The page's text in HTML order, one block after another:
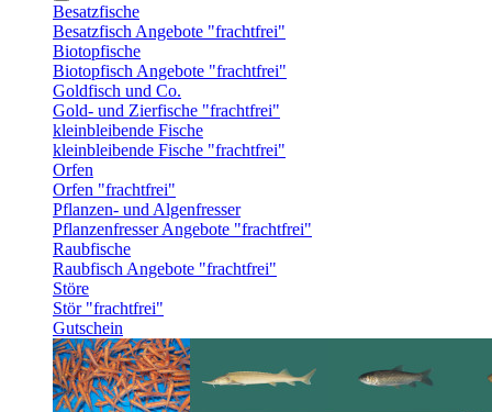
Besatzfische
Besatzfisch Angebote "frachtfrei"
Biotopfische
Biotopfisch Angebote "frachtfrei"
Goldfisch und Co.
Gold- und Zierfische "frachtfrei"
kleinbleibende Fische
kleinbleibende Fische "frachtfrei"
Orfen
Orfen "frachtfrei"
Pflanzen- und Algenfresser
Pflanzenfresser Angebote "frachtfrei"
Raubfische
Raubfisch Angebote "frachtfrei"
Störe
Stör "frachtfrei"
Gutschein